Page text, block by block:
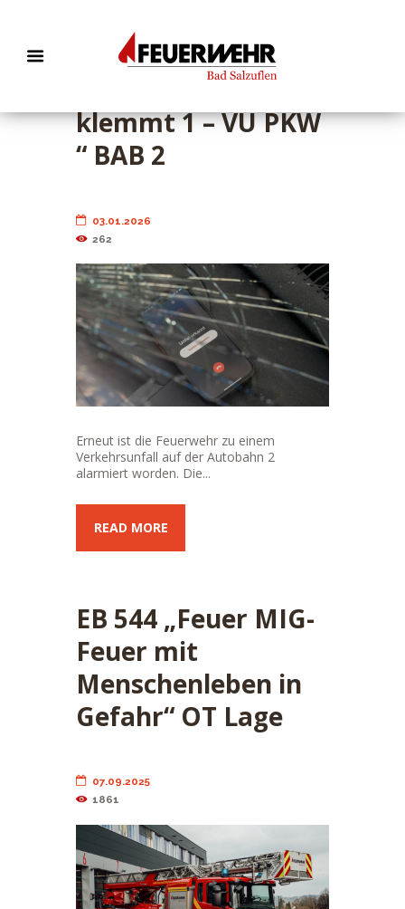
EB 009 „TH P-
klemmt 1 – VU PKW
“ BAB 2
03.01.2026
262
Erneut ist die Feuerwehr zu einem
Verkehrsunfall auf der Autobahn 2
alarmiert worden. Die...
READ MORE
EB 544 „Feuer MIG-
Feuer mit
Menschenleben in
Gefahr“ OT Lage
07.09.2025
1861